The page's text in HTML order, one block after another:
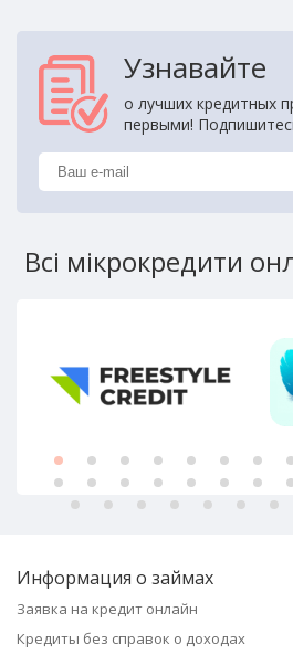
Узнавайте
о лучших кредитных
первыми!
Всі мікрокредити
Информация о займах
Заявка на кредит онлайн
Кредиты без справок о доходах